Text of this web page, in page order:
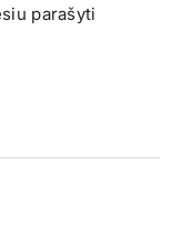
parašyti